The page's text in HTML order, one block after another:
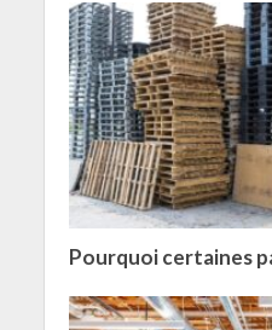
Pourquoi certaines